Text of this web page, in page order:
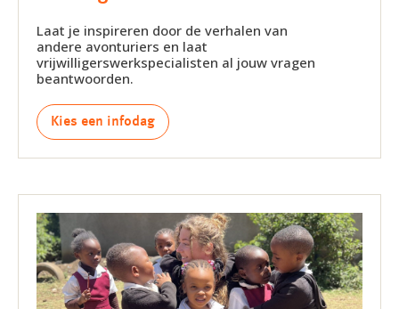
Laat je inspireren door de verhalen van
andere avonturiers en laat
vrijwilligerswerkspecialisten al jouw vragen
beantwoorden.
Kies een infodag